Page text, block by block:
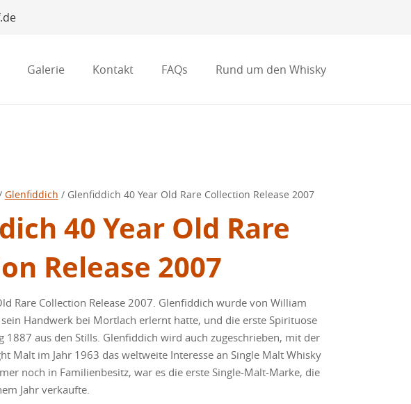
Galerie Kontakt FAQs Rund um den Whisky
Glenfiddich / Glenfiddich 40 Year Old Rare Collection Release 2007
40 Year Old Rare
Release 2007
Rare Collection Release 2007. Glenfiddich wurde von William
Handwerk bei Mortlach erlernt hatte, und die erste Spirituose
1887 aus den Stills. Glenfiddich wird auch zugeschrieben, mit der
Malt im Jahr 1963 das weltweite Interesse an Single Malt Whisky
noch in Familienbesitz, war es die erste Single-Malt-Marke, die
Jahr verkaufte.